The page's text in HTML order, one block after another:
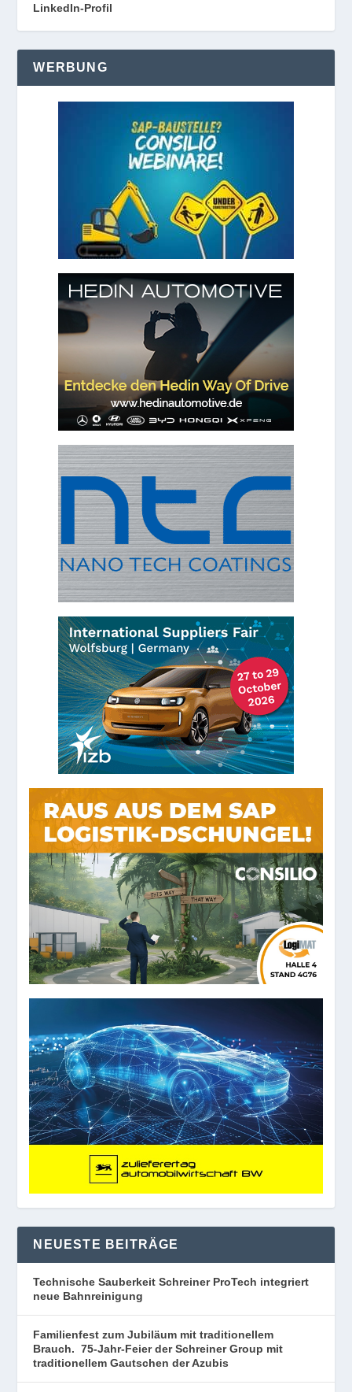
LinkedIn-Profil
WERBUNG
NEUESTE BEITRÄGE
Technische Sauberkeit Schreiner ProTech integriert
neue Bahnreinigung
Familienfest zum Jubiläum mit traditionellem
Brauch. 75-Jahr-Feier der Schreiner Group mit
traditionellem Gautschen der Azubis